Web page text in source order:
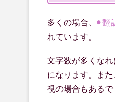
多くの場合、 翻
れています。
文字数が多くな
になります。ま
視の場合もあるで